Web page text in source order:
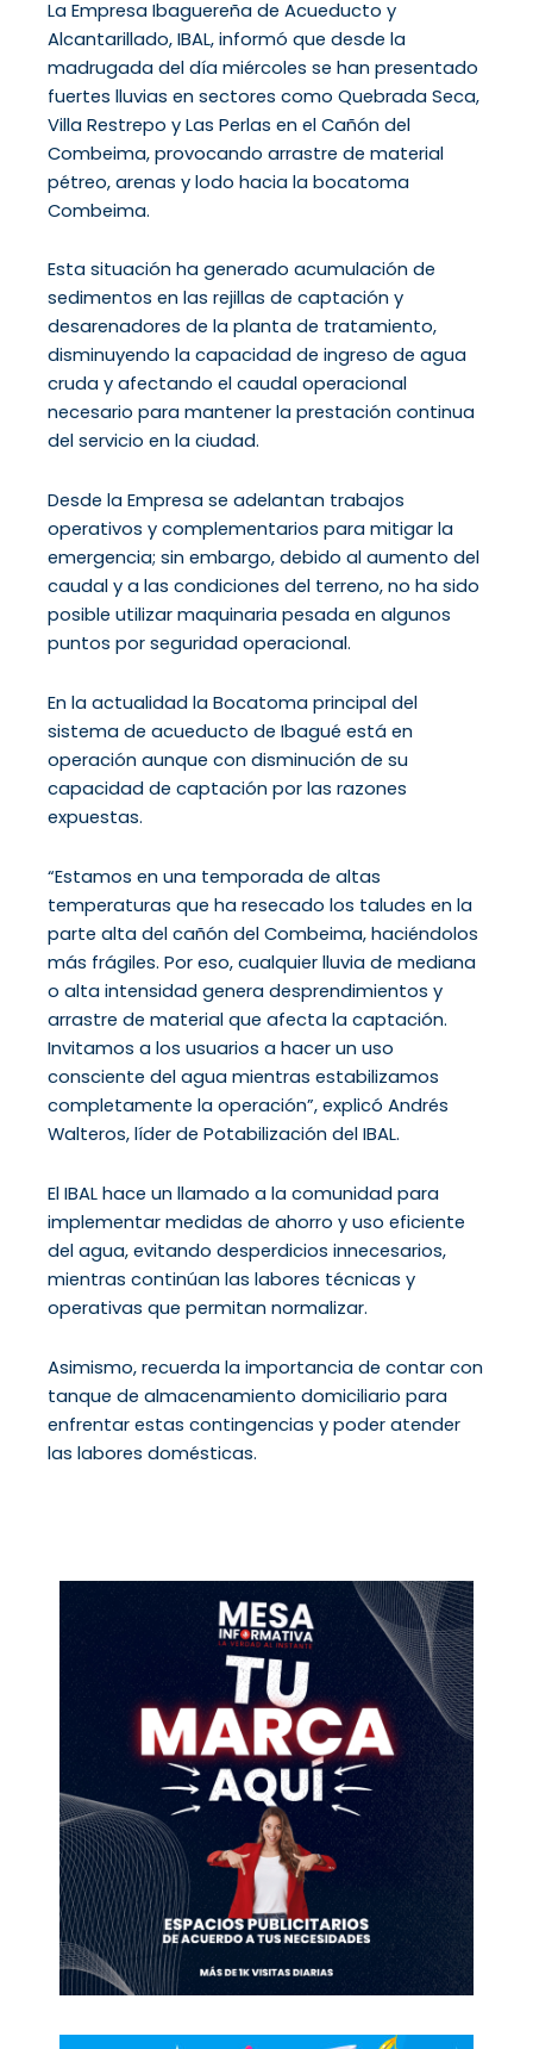
La Empresa Ibaguereña de Acueducto y
Alcantarillado, IBAL, informó que desde la
madrugada del día miércoles se han presentado
fuertes lluvias en sectores como Quebrada Seca,
Villa Restrepo y Las Perlas en el Cañón del
Combeima, provocando arrastre de material
pétreo, arenas y lodo hacia la bocatoma
Combeima.
Esta situación ha generado acumulación de
sedimentos en las rejillas de captación y
desarenadores de la planta de tratamiento,
disminuyendo la capacidad de ingreso de agua
cruda y afectando el caudal operacional
necesario para mantener la prestación continua
del servicio en la ciudad.
Desde la Empresa se adelantan trabajos
operativos y complementarios para mitigar la
emergencia; sin embargo, debido al aumento del
caudal y a las condiciones del terreno, no ha sido
posible utilizar maquinaria pesada en algunos
puntos por seguridad operacional.
En la actualidad la Bocatoma principal del
sistema de acueducto de Ibagué está en
operación aunque con disminución de su
capacidad de captación por las razones
expuestas.
“Estamos en una temporada de altas
temperaturas que ha resecado los taludes en la
parte alta del cañón del Combeima, haciéndolos
más frágiles. Por eso, cualquier lluvia de mediana
o alta intensidad genera desprendimientos y
arrastre de material que afecta la captación.
Invitamos a los usuarios a hacer un uso
consciente del agua mientras estabilizamos
completamente la operación”, explicó Andrés
Walteros, líder de Potabilización del IBAL.
El IBAL hace un llamado a la comunidad para
implementar medidas de ahorro y uso eficiente
del agua, evitando desperdicios innecesarios,
mientras continúan las labores técnicas y
operativas que permitan normalizar.
Asimismo, recuerda la importancia de contar con
tanque de almacenamiento domiciliario para
enfrentar estas contingencias y poder atender
las labores domésticas.